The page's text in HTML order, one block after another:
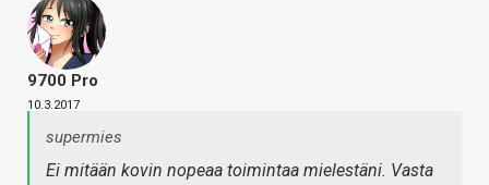
9700 Pro
10.3.2017
supermies
Ei mitään kovin nopeaa toimintaa mielestäni. Vasta